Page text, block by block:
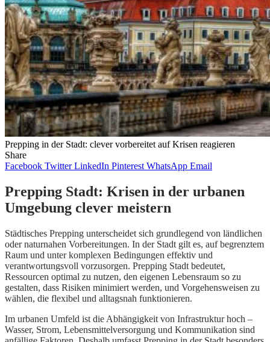
Prepping in der Stadt: clever vorbereitet auf Krisen reagieren
Share
Facebook Twitter LinkedIn Pinterest WhatsApp Email
Prepping Stadt: Krisen in der urbanen
Umgebung clever meistern
Städtisches Prepping unterscheidet sich grundlegend von ländlichen
oder naturnahen Vorbereitungen. In der Stadt gilt es, auf begrenztem
Raum und unter komplexen Bedingungen effektiv und
verantwortungsvoll vorzusorgen. Prepping Stadt bedeutet,
Ressourcen optimal zu nutzen, den eigenen Lebensraum so zu
gestalten, dass Risiken minimiert werden, und Vorgehensweisen zu
wählen, die flexibel und alltagsnah funktionieren.
Im urbanen Umfeld ist die Abhängigkeit von Infrastruktur hoch –
Wasser, Strom, Lebensmittelversorgung und Kommunikation sind